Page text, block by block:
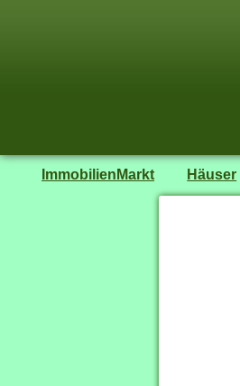
ImmobilienMarkt Häuser